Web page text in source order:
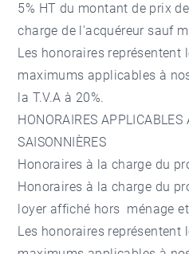
5% HT du montant de prix
charge de l'acquéreur sauf
Les honoraires représentent
maximums applicables à
la T.V.A à 20%.
HONORAIRES APPLICABLES
SAISONNIÈRES
Honoraires à la charge du
Honoraires à la charge du
loyer affiché hors ménage
Les honoraires représentent